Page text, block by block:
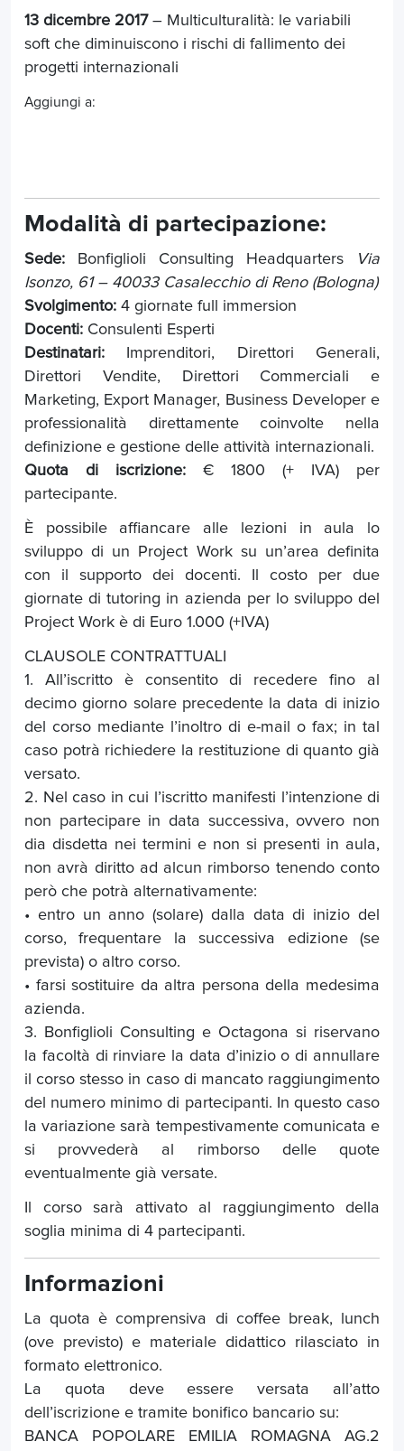
13 dicembre 2017– Multiculturalità: le variabili
soft che diminuiscono i rischi di fallimento dei
progetti internazionali
Aggiungi a:
Modalità di partecipazione:
Sede: Bonfiglioli Consulting Headquarters
Via
Isonzo, 61 – 40033 Casalecchio di Reno (Bologna)
Svolgimento: 4 giornate full immersion
Docenti: Consulenti Esperti
Destinatari: Imprenditori, Direttori Generali,
Direttori Vendite, Direttori Commerciali e
Marketing, Export Manager, Business Developer e
professionalità direttamente coinvolte nella
definizione e gestione delle attività internazionali.
Quota di iscrizione:€ 1800 (+ IVA) per
partecipante.
È possibile affiancare alle lezioni in aula lo
sviluppo di un Project Work su un’area definita
con il supporto dei docenti. Il costo per due
giornate di tutoring in azienda per lo sviluppo del
Project Work è di Euro 1.000 (+IVA)
CLAUSOLE CONTRATTUALI
1. All’iscritto è consentito di recedere fino al
decimo giorno solare precedente la data di inizio
del corso mediante l’inoltro di e-mail o fax; in tal
caso potrà richiedere la restituzione di quanto già
versato.
2. Nel caso in cui l’iscritto manifesti l’intenzione di
non partecipare in data successiva, ovvero non
dia disdetta nei termini e non si presenti in aula,
non avrà diritto ad alcun rimborso tenendo conto
però che potrà alternativamente:
• entro un anno (solare) dalla data di inizio del
corso, frequentare la successiva edizione (se
prevista) o altro corso.
• farsi sostituire da altra persona della medesima
azienda.
3. Bonfiglioli Consulting e Octagona si riservano
la facoltà di rinviare la data d’inizio o di annullare
il corso stesso in caso di mancato raggiungimento
del numero minimo di partecipanti. In questo caso
la variazione sarà tempestivamente comunicata e
si provvederà al rimborso delle quote
eventualmente già versate.
Il corso sarà attivato al raggiungimento della
soglia minima di 4 partecipanti.
Informazioni
La quota è comprensiva di coffee break, lunch
(ove previsto) e materiale didattico rilasciato in
formato elettronico.
La quota deve essere versata all’atto
dell’iscrizione e tramite bonifico bancario su:
BANCA POPOLARE EMILIA ROMAGNA AG.2